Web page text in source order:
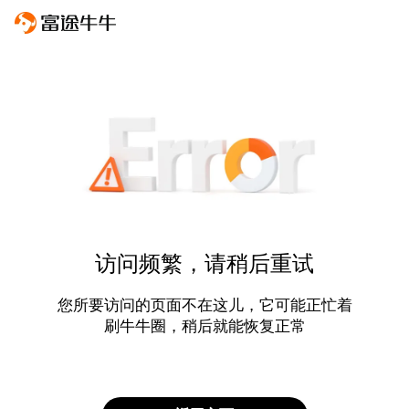
访问频繁，请稍后重试
您所要访问的页面不在这儿，它可能正忙着
刷牛牛圈，稍后就能恢复正常